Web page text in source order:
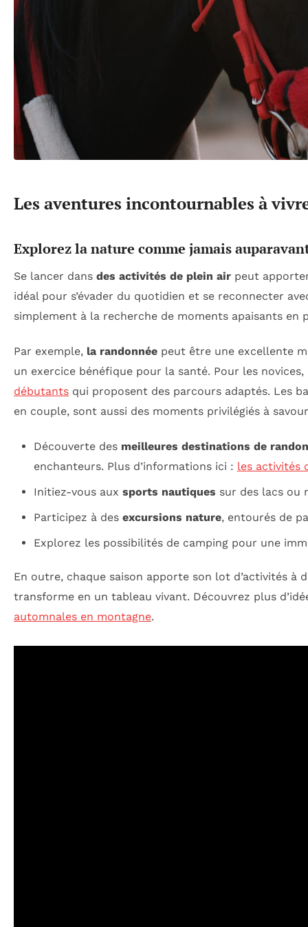
Les aventures incontournables à
Explorez la nature comme jamais
Se lancer dans des activités de plein air peut
idéal pour s’évader du quotidien et se reconnecter
simplement à la recherche de moments apaisants
Par exemple, la randonnée peut être une excellente
un exercice bénéfique pour la santé. Pour les
débutants qui proposent des parcours adaptés. Les
en couple, sont aussi des moments privilégiés à
Découverte des meilleures destinations de
enchanteurs. Plus d’informations ici : les activités
Initiez-vous aux sports nautiques sur des lacs ou
Participez à des excursions nature, entourés de
Explorez les possibilités de camping pour une
En outre, chaque saison apporte son lot d’activités à
transforme en un tableau vivant. Découvrez plus
automnales en montagne.